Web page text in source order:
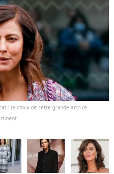
: le choix de cette grande actrice